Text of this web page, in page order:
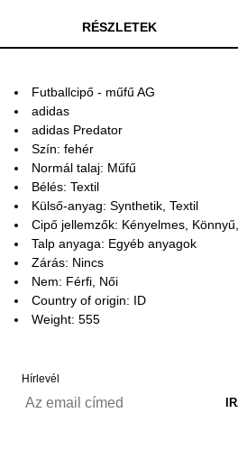
RÉSZLETEK
Futballcipő - műfű AG
adidas
adidas Predator
Szín: fehér
Normál talaj: Műfű
Bélés: Textil
Külső-anyag: Synthetik, Textil
Cipő jellemzők: Kényelmes,
Talp anyaga: Egyéb anyagok
Zárás: Nincs
Nem: Férfi, Női
Country of origin: ID
Weight: 555
Hírlevél